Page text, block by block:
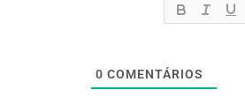
0 COMENTÁRIOS